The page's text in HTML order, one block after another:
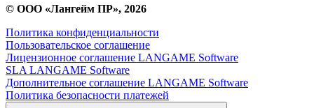
© ООО «Лангейм ПР», 2026
Политика конфиденциальности
Пользовательское соглашение
Лицензионное соглашение LANGAME Software
SLA LANGAME Software
Дополнительное соглашение LANGAME Software
Политика безопасности платежей